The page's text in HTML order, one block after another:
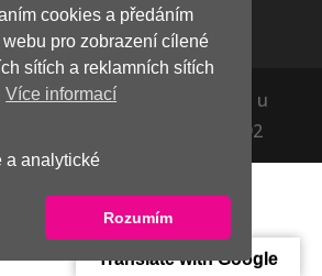
v obchodním rejstříku u
v Brně, odd. C, vložka 51592
Translate with Google
cookies a předáním
pro zobrazení cílené
sítích a reklamních sítích
Více informací
a analytické
Rozumím